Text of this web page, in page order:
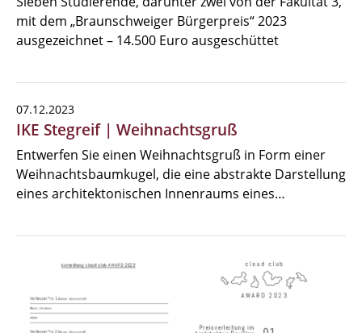
mit dem „Braunschweiger Bürgerpreis“ 2023
ausgezeichnet – 14.500 Euro ausgeschüttet
07.12.2023
IKE Stegreif | Weihnachtsgruß
Entwerfen Sie einen Weihnachtsgruß in Form einer
Weihnachtsbaumkugel, die eine abstrakte Darstellung
eines architektonischen Innenraums eines…